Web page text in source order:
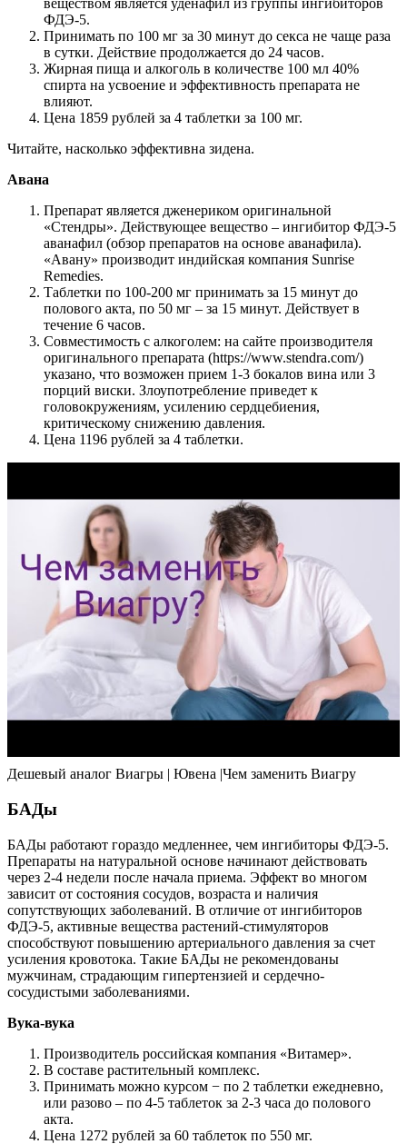
веществом является уденафил из группы ингибиторов
ФДЭ-5.
Принимать по 100 мг за 30 минут до секса не чаще раза
в сутки. Действие продолжается до 24 часов.
Жирная пища и алкоголь в количестве 100 мл 40%
спирта на усвоение и эффективность препарата не
влияют.
Цена 1859 рублей за 4 таблетки за 100 мг.
Читайте, насколько эффективна зидена.
Авана
Препарат является дженериком оригинальной
«Стендры». Действующее вещество – ингибитор ФДЭ-5
аванафил (обзор препаратов на основе аванафила).
«Авану» производит индийская компания Sunrise
Remedies.
Таблетки по 100-200 мг принимать за 15 минут до
полового акта, по 50 мг – за 15 минут. Действует в
течение 6 часов.
Совместимость с алкоголем: на сайте производителя
оригинального препарата (https://www.stendra.com/)
указано, что возможен прием 1-3 бокалов вина или 3
порций виски. Злоупотребление приведет к
головокружениям, усилению сердцебиения,
критическому снижению давления.
Цена 1196 рублей за 4 таблетки.
Дешевый аналог Виагры | Ювена |Чем заменить Виагру
БАДы
БАДы работают гораздо медленнее, чем ингибиторы ФДЭ-5.
Препараты на натуральной основе начинают действовать
через 2-4 недели после начала приема. Эффект во многом
зависит от состояния сосудов, возраста и наличия
сопутствующих заболеваний. В отличие от ингибиторов
ФДЭ-5, активные вещества растений-стимуляторов
способствуют повышению артериального давления за счет
усиления кровотока. Такие БАДы не рекомендованы
мужчинам, страдающим гипертензией и сердечно-
сосудистыми заболеваниями.
Вука-вука
Производитель российская компания «Витамер».
В составе растительный комплекс.
Принимать можно курсом − по 2 таблетки ежедневно,
или разово – по 4-5 таблеток за 2-3 часа до полового
акта.
Цена 1272 рублей за 60 таблеток по 550 мг.